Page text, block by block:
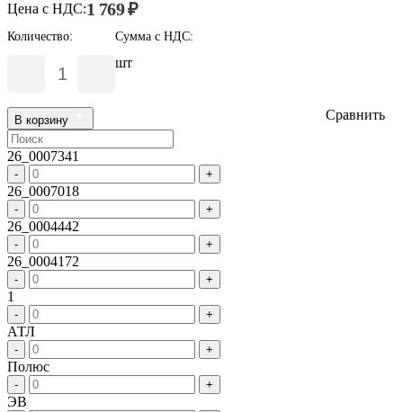
Цена с НДС:1 769 ₽
Количество: Сумма с НДС:
шт
В корзину
26_0007341
- +
26_0007018
- +
26_0004442
- +
26_0004172
- +
1
- +
АТЛ
- +
Полюс
- +
ЭВ
Сравнить